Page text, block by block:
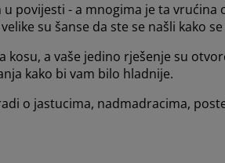
povijesti - a mnogima je ta vrućina
su šanse da ste se našli kako
a vaše jedino rješenje su
kako bi vam bilo hladnije.
o jastucima, nadmadracima,